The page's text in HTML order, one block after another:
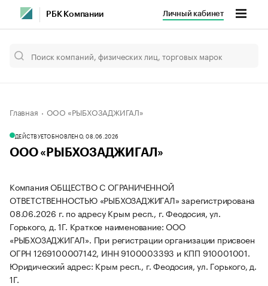
РБК Компании Личный кабинет
Главная ООО «РЫБХОЗАДЖИГАЛ»
ДЕЙСТВУЕТОБНОВЛЕНО, 08.06.2026
ООО «РЫБХОЗАДЖИГАЛ»
Компания ОБЩЕСТВО С ОГРАНИЧЕННОЙ
ОТВЕТСТВЕННОСТЬЮ «РЫБХОЗАДЖИГАЛ» зарегистрирована
08.06.2026 г. по адресу Крым респ., г. Феодосия, ул.
Горького, д. 1Г. Краткое наименование: ООО
«РЫБХОЗАДЖИГАЛ». При регистрации организации присвоен
ОГРН 1269100007142, ИНН 9100003393 и КПП 910001001.
Юридический адрес: Крым респ., г. Феодосия, ул. Горького, д.
1Г.